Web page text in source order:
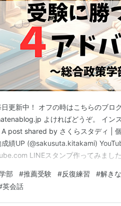
方法を考え、新たな制度設計
プトがある。既存学問の理論
題構造の把握・問題に関連す
の育成という性格が、現行の
言うところのPolicy Science
Policy Studiesが存在する。
プトとシステムについて理解
総合」の一人歩きや、広く浅
日更新中！ オフの時はこちらのブロ
よければどうぞ。 イン
post shared by さくらスタディ |
成績UP (@sakusuta.kitakami)
LINEスタンプ作ってみまし
部 #推薦受験 #反復練習 #解き
英会話